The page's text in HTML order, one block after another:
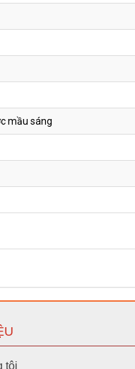
mầu sáng
tôi